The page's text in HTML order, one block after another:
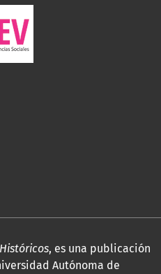
, es una publicación
Autónoma de